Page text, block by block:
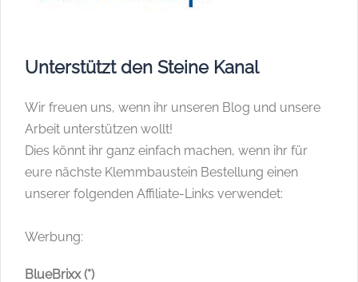
Unterstützt den Steine Kanal
Wir freuen uns, wenn ihr unseren Blog und unsere
Arbeit unterstützen wollt!
Dies könnt ihr ganz einfach machen, wenn ihr für
eure nächste Klemmbaustein Bestellung einen
unserer folgenden Affiliate-Links verwendet:
Werbung:
BlueBrixx (*)